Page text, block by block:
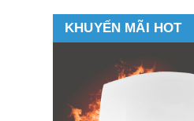
Supor
Sanaky
Misushita
KHUYẾN MÃI HOT